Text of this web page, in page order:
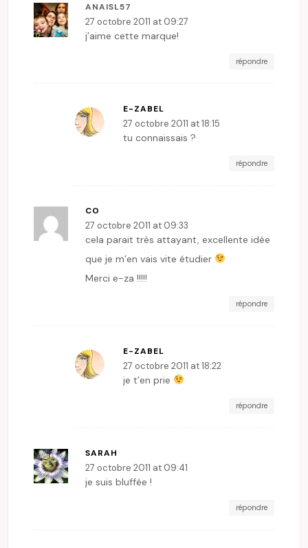
ANAISL57
27 octobre 2011 at 09:27
j’aime cette marque!
répondre
E-ZABEL
27 octobre 2011 at 18:15
tu connaissais ?
répondre
CO
27 octobre 2011 at 09:33
cela parait très attayant, excellente idée
que je m’en vais vite étudier
Merci e-za !!!!!
répondre
E-ZABEL
27 octobre 2011 at 18:22
je t’en prie
répondre
SARAH
27 octobre 2011 at 09:41
je suis bluffée !
répondre